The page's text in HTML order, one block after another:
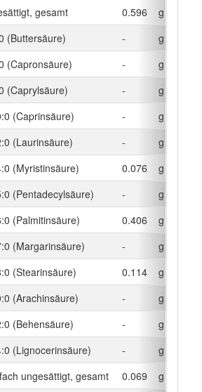
gesamt
0.596
g
(Buttersäure)
-
g
(Capronsäure)
-
g
(Caprylsäure)
-
g
(Caprinsäure)
-
g
(Laurinsäure)
-
g
(Myristinsäure)
0.076
g
(Pentadecylsäure)
-
g
(Palmitinsäure)
0.406
g
(Margarinsäure)
-
g
(Stearinsäure)
0.114
g
(Arachinsäure)
-
g
(Behensäure)
-
g
(Lignocerinsäure)
-
g
ungesättigt, gesamt
0.069
g